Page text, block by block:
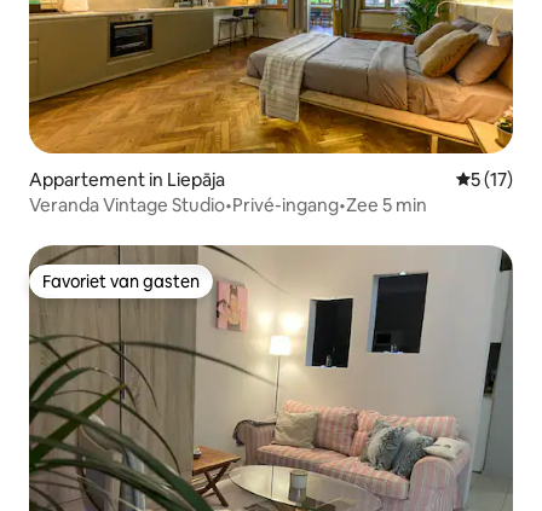
Appartement in Liepāja
5 (17)
Veranda Vintage Studio•Privé-ingang•Zee 5 min
Favoriet van gasten
Favoriet van gasten